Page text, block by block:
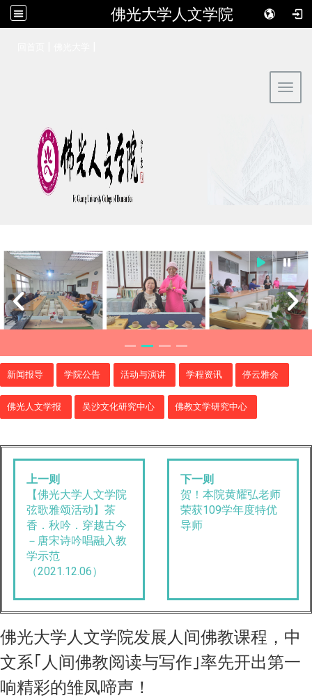
佛光大学人文学院
新闻报导 学院公告 活动与演讲 学程资讯 停云雅会
佛光人文学报 吴沙文化研究中心 佛教文学研究中心
上一则
【佛光大学人文学院
弦歌雅颂活动】茶
香．秋吟．穿越古今
－唐宋诗吟唱融入教
学示范
（2021.12.06）
下一则
贺！本院黄耀弘老师
荣获109学年度特优
导师
佛光大学人文学院发展人间佛教课程，中
文系｢人间佛教阅读与写作｣率先开出第一
响精彩的雏凤啼声！